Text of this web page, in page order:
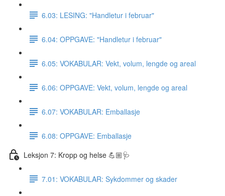
6.03: LESING: "Handletur i februar"
6.04: OPPGAVE: "Handletur i februar"
6.05: VOKABULAR: Vekt, volum, lengde og areal
6.06: OPPGAVE: Vekt, volum, lengde og areal
6.07: VOKABULAR: Emballasje
6.08: OPPGAVE: Emballasje
Leksjon 7: Kropp og helse 💪🏼🩺
7.01: VOKABULAR: Sykdommer og skader